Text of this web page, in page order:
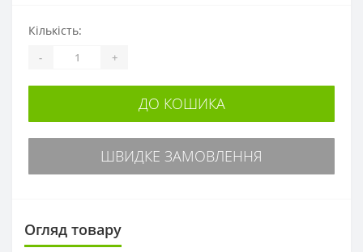
Кількість:
- +
ДО КОШИКА
ШВИДКЕ ЗАМОВЛЕННЯ
Огляд товару